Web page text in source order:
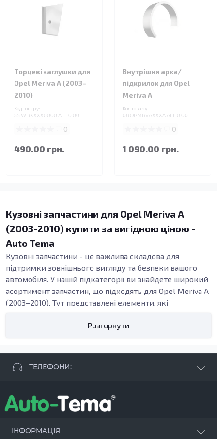
Торцеві заглушки для
Opel Meriva A (2003–
2010)
Код товару:
55.WBXXXX0000.ALL.0.00
0
490.00 грн.
Внутрішня арка/
підкрилок для Opel
Meriva A
Код товару:
08.OPMRVAXXXA.ALL.0.00
0
1 090.00 грн.
Кузовні запчастини для Opel Meriva A
(2003-2010) купити за вигідною ціною -
Auto Tema
Кузовні запчастини - це важлива складова для
підтримки зовнішнього вигляду та безпеки вашого
автомобіля. У нашій підкатегорії ви знайдете широкий
асортимент запчастин, що підходять для Opel Meriva A
(2003–2010). Тут представлені елементи, які
після ДТП, а також для відновлення старих запчастин.
Кузовні деталі, такі як пороги, бампери та підсилювачі,
виконують важливу функцію захисту автомобіля та
сприяють аеродинаміці. Якісні елементи з
оцинкованої сталі вирізняються довговічністю,
ідеальним вибором для вашого авто.
Розгорнути
ТЕЛЕФОНИ:
+38 096 250 84 38
+38 099 657 61 50
ІНФОРМАЦІЯ